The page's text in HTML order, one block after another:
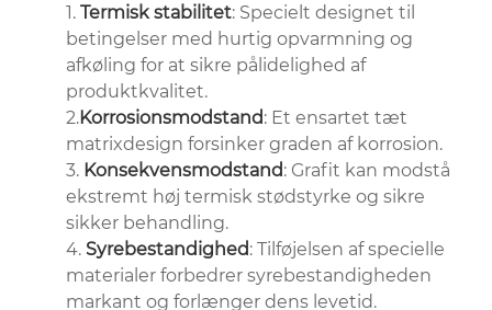
1. Termisk stabilitet: Specielt designet til
betingelser med hurtig opvarmning og
afkøling for at sikre pålidelighed af
produktkvalitet.
2.Korrosionsmodstand: Et ensartet tæt
matrixdesign forsinker graden af ​​korrosion.
3. Konsekvensmodstand: Grafit kan modstå
ekstremt høj termisk stødstyrke og sikre
sikker behandling.
4. Syrebestandighed: Tilføjelsen af ​​specielle
materialer forbedrer syrebestandigheden
markant og forlænger dens levetid.